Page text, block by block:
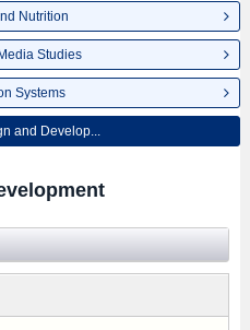
Nutrition
Studies
Systems
and Develop...